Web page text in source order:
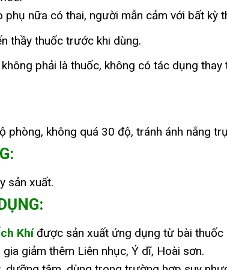
phụ nữa có thai, người mẫn cảm với bất kỳ
thầy thuốc trước khi dùng.
phải là thuốc, không có tác dụng thay
phòng, không quá 30 độ, tránh ánh nắng
sản xuất.
Khí được sản xuất ứng dụng từ bài thuốc
giảm thêm Liên nhục, Ý dĩ, Hoài sơn.